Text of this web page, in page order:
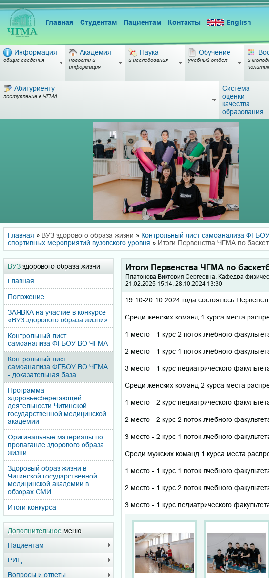
Главная Студентам Пациентам Контакты English
Информация
общие сведения
Академия
новости и
информация
Наука
и исследования
Обучение
учебный отдел
и
Абитуриенту
поступление в ЧГМА
Система
оценки
качества
образования
Главная » ВУЗ здорового образа жизни » Контрольный лист самоанализа
спортивных мероприятий вузовского уровня » Итоги Первенства ЧГМА по
ВУЗ здорового образа жизни
Главная
Положение
ЗАЯВКА на участие в конкурсе
«ВУЗ здорового образа жизни»
Контрольный лист
самоанализа ФГБОУ ВО ЧГМА
Контрольный лист
самоанализа ФГБОУ ВО ЧГМА
- доказательная база
Программа
здоровьесберегающей
деятельности Читинской
государственной медицинской
академии
Оригинальные материалы по
пропаганде здорового образа
жизни
Здоровый образ жизни в
Читинской государственной
медицинской академии в
обзорах СМИ.
Итоги конкурса
Дополнительное меню
Пациентам
РИЦ
Вопросы и ответы
Итоги Первенства ЧГМА по
Платонова Виктория Сергеевна, Кафедра
21.02.2025 15:14, 28.10.2024 13:30
19.10-20.10.2024 года состоялось
Среди женских команд 1 курса места
1 место - 1 курс 2 поток лчебного
2 место - 1 курс 1 поток лчебного
3 место - 1 курс педиатрического
Среди женских команд 2 курса места
1 место - 2 курс педиатрического
2 место - 2 курс 2 поток лчебного
3 место - 2 курс 1 поток лчебного
Среди мужских команд 1 курса места
1 место - 1 курс 1 поток лчебного
2 место - 1 курс 2 поток лчебного
3 место - 1 курс педиатрического